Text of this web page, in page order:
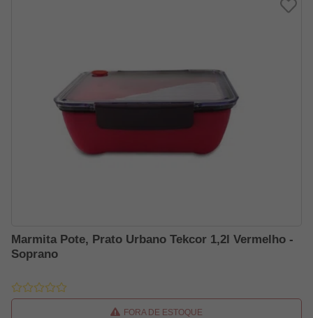
Marmita Pote, Prato Urbano Tekcor 1,2l Vermelho -
Soprano
FORA DE ESTOQUE